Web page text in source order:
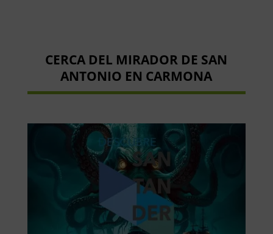
CERCA DEL MIRADOR DE SAN
ANTONIO EN CARMONA